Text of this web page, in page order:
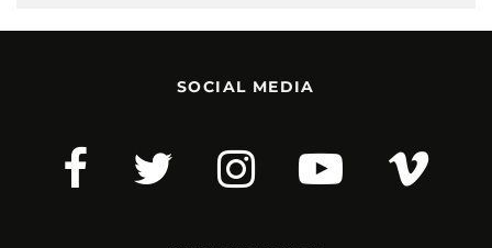
SOCIAL MEDIA